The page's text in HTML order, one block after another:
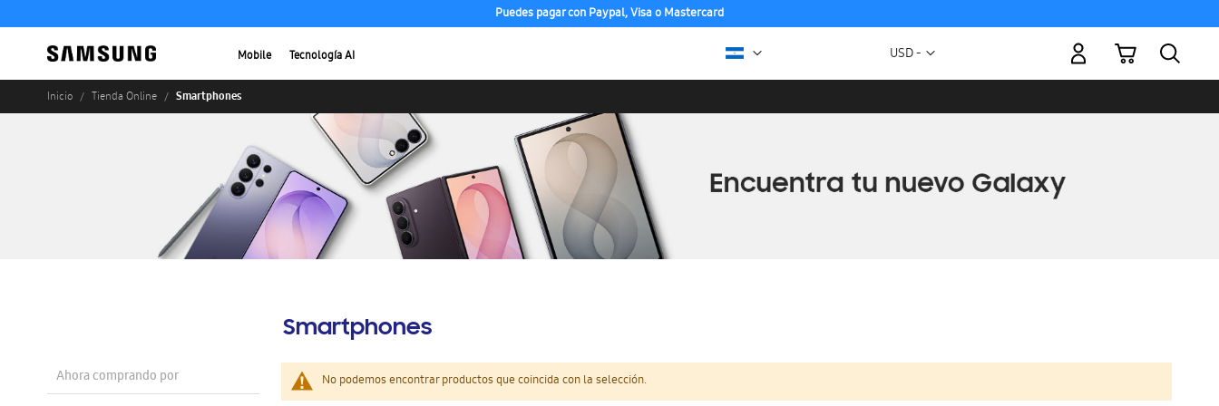
Puedes pagar con Paypal, Visa o Mastercard
Mobile Tecnología AI Moneda
USD -
Mi carrito
Inicio Tienda Online Smartphones
Smartphones
No podemos encontrar productos que coincida con la selección.
Ahora comprando por